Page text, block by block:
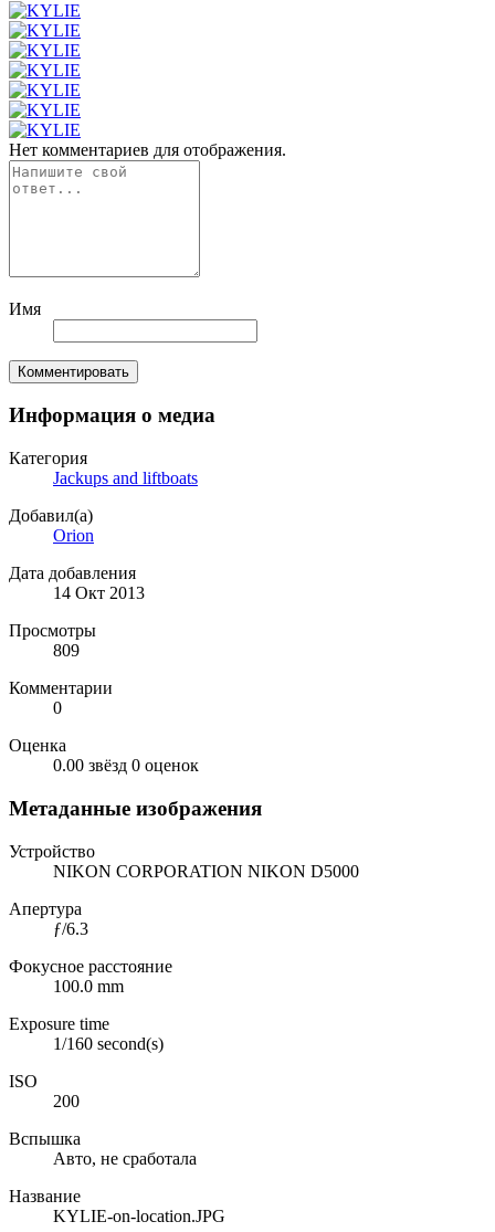
Нет комментариев для отображения.
Имя
Комментировать
Информация о медиа
Категория
Jackups and liftboats
Добавил(а)
Orion
Дата добавления
14 Окт 2013
Просмотры
809
Комментарии
0
Оценка
0.00 звёзд 0 оценок
Метаданные изображения
Устройство
NIKON CORPORATION NIKON D5000
Апертура
ƒ/6.3
Фокусное расстояние
100.0 mm
Exposure time
1/160 second(s)
ISO
200
Вспышка
Авто, не сработала
Название
KYLIE-on-location.JPG